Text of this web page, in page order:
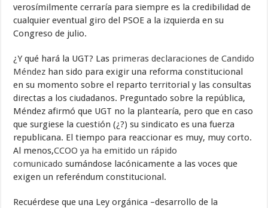
verosímilmente cerraría para siempre es la credibilidad de
cualquier eventual giro del PSOE a la izquierda en su
Congreso de julio.
¿Y qué hará la UGT? Las primeras declaraciones de Candido
Méndez han sido para exigir una reforma constitucional
en su momento sobre el reparto territorial y las consultas
directas a los ciudadanos. Preguntado sobre la república,
Méndez afirmó que UGT no la plantearía, pero que en caso
que surgiese la cuestión (¿?) su sindicato es una fuerza
republicana. El tiempo para reaccionar es muy, muy corto.
Al menos,CCOO ya ha emitido un rápido
comunicado sumándose lacónicamente a las voces que
exigen un referéndum constitucional.
Recuérdese que una Ley orgánica –desarrollo de la